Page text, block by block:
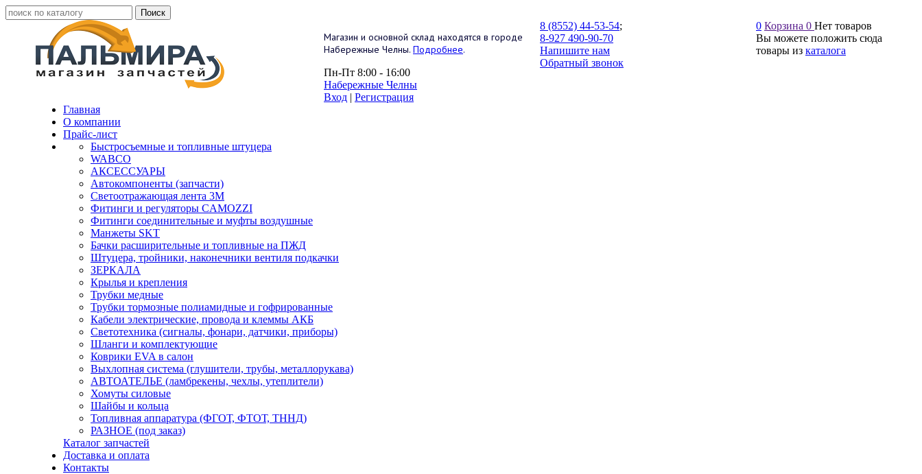
Магазин и основной склад находятся в городе
Набережные Челны. Подробнее.
Пн-Пт 8:00 - 16:00
Набережные Челны
Вход | Регистрация
8 (8552) 44-53-54;
8-927 490-90-70
Напишите нам
Обратный звонок
0 Корзина 0 Нет товаров
Вы можете положить сюда
товары из каталога
Главная
О компании
Прайс-лист
Быстросъемные и топливные штуцера
WABCO
АКСЕССУАРЫ
Автокомпоненты (запчасти)
Светоотражающая лента 3М
Фитинги и регуляторы CAMOZZI
Фитинги соединительные и муфты воздушные
Манжеты SKT
Бачки расширительные и топливные на ПЖД
Штуцера, тройники, наконечники вентиля подкачки
ЗЕРКАЛА
Крылья и крепления
Трубки медные
Трубки тормозные полиамидные и гофрированные
Кабели электрические, провода и клеммы АКБ
Светотехника (сигналы, фонари, датчики, приборы)
Шланги и комплектующие
Коврики EVA в салон
Выхлопная система (глушители, трубы, металлорукава)
АВТОАТЕЛЬЕ (ламбрекены, чехлы, утеплители)
Хомуты силовые
Шайбы и кольца
Топливная аппаратура (ФГОТ, ФТОТ, ТННД)
РАЗНОЕ (под заказ)
Каталог запчастей
Доставка и оплата
Контакты